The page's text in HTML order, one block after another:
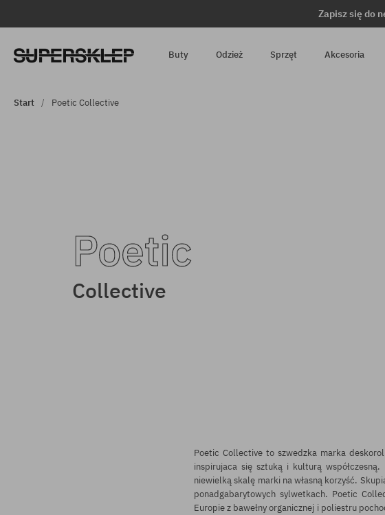
Zapisz się do
Buty Odzież Sprzęt Akcesoria
Start Poetic Collective
Poetic
Collective
Poetic Collective to szwedzka marka
inspirujaca się sztuką i kulturą
niewielką skalę marki na własną korzyść.
ponadgabarytowych sylwetkach. Poetic
Europie z bawełny organicznej i poliestru